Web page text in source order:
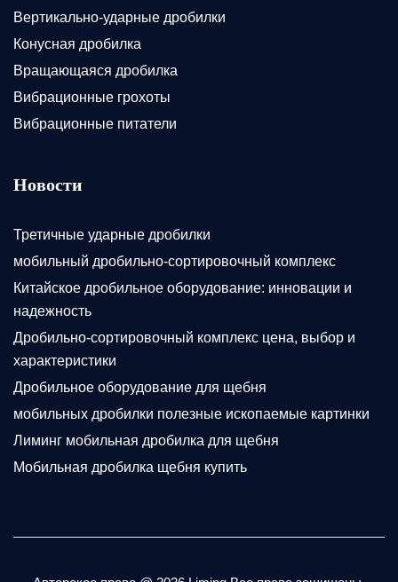
Вертикально-ударные дробилки
Конусная дробилка
Вращающаяся дробилка
Вибрационные грохоты
Вибрационные питатели
Новости
Третичные ударные дробилки
мобильный дробильно-сортировочный комплекс
Китайское дробильное оборудование: инновации и
надежность
Дробильно-сортировочный комплекс цена, выбор и
характеристики
Дробильное оборудование для щебня
мобильных дробилки полезные ископаемые картинки
Лиминг мобильная дробилка для щебня
Мобильная дробилка щебня купить